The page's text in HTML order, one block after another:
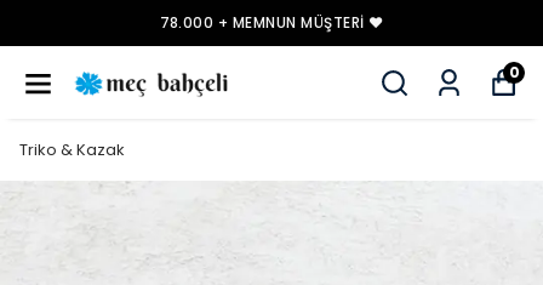
78.000 + MEMNUN MÜŞTERI ❤️
0
Triko & Kazak